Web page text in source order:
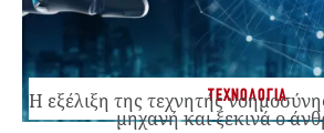
ΤΕΧΝΟΛΟΓΙΑ
Η εξέλιξη της τεχνητής
μηχανή και ξεκινά ο